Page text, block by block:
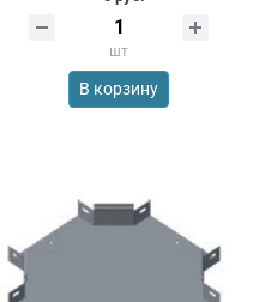
шт
В корзину